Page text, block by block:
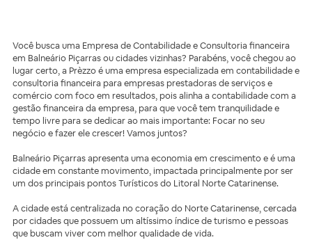
Você busca uma Empresa de Contabilidade e Consultoria financeira
em Balneário Piçarras ou cidades vizinhas? Parabéns, você chegou ao
lugar certo, a Prèzzo é uma empresa especializada em contabilidade e
consultoria financeira para empresas prestadoras de serviços e
comércio com foco em resultados, pois alinha a contabilidade com a
gestão financeira da empresa, para que você tem tranquilidade e
tempo livre para se dedicar ao mais importante: Focar no seu
negócio e fazer ele crescer! Vamos juntos?
Balneário Piçarras apresenta uma economia em crescimento e é uma
cidade em constante movimento, impactada principalmente por ser
um dos principais pontos Turísticos do Litoral Norte Catarinense.
A cidade está centralizada no coração do Norte Catarinense, cercada
por cidades que possuem um altíssimo índice de turismo e pessoas
que buscam viver com melhor qualidade de vida.